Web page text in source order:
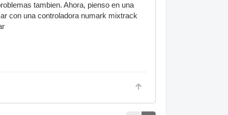
tambien. Ahora, pienso en una
con una controladora numark mixtrack